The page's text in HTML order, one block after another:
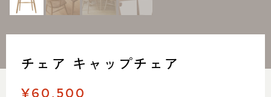
中川店
チェア キャップチェア
¥60,500